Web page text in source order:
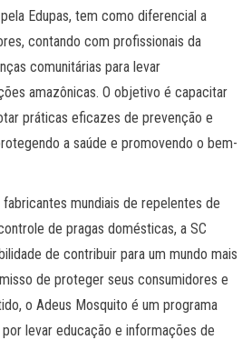
Edupas, tem como diferencial a
contando com profissionais da
comunitárias para levar
amazônicas. O objetivo é capacitar
práticas eficazes de prevenção e
a saúde e promovendo o bem-
mundiais de repelentes de
de pragas domésticas, a SC
de contribuir para um mundo mais
de proteger seus consumidores e
o Adeus Mosquito é um programa
levar educação e informações de